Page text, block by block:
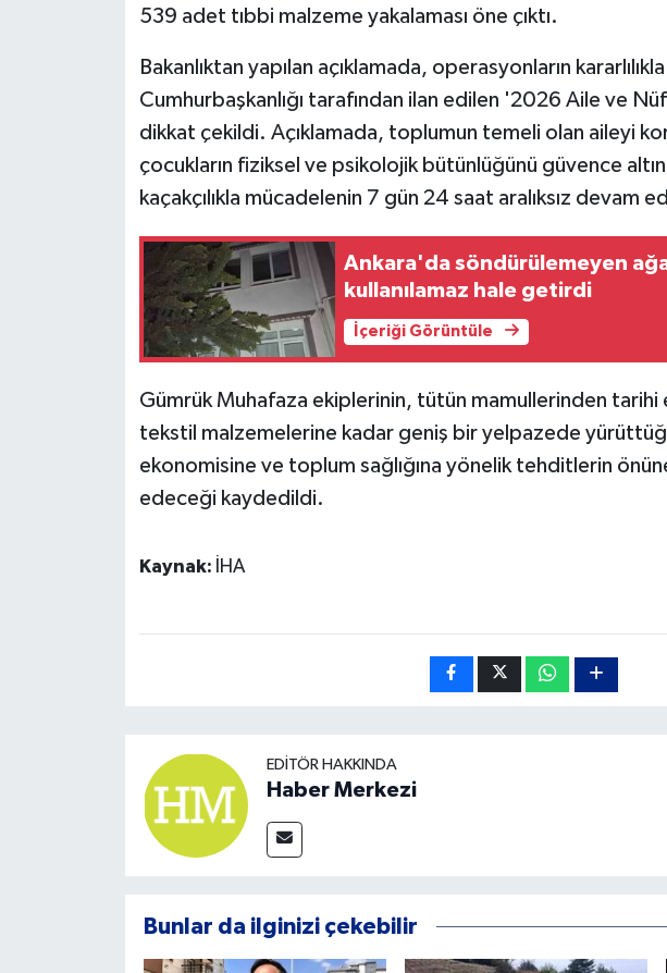
539 adet tıbbi malzeme yakalaması öne çıktı.
Bakanlıktan yapılan açıklamada, operasyonların
Cumhurbaşkanlığı tarafından ilan edilen '2026 Aile ve
dikkat çekildi. Açıklamada, toplumun temeli olan aileyi
çocukların fiziksel ve psikolojik bütünlüğünü güvence
kaçakçılıkla mücadelenin 7 gün 24 saat aralıksız devam
Ankara'da söndürülemeyen
kullanılamaz hale getirdi
İçeriği Görüntüle
Gümrük Muhafaza ekiplerinin, tütün mamullerinden tarihi
tekstil malzemelerine kadar geniş bir yelpazede
ekonomisine ve toplum sağlığına yönelik tehditlerin
edeceği kaydedildi.
Kaynak: İHA
EDITÖR HAKKINDA
Haber Merkezi
Bunlar da ilginizi çekebilir